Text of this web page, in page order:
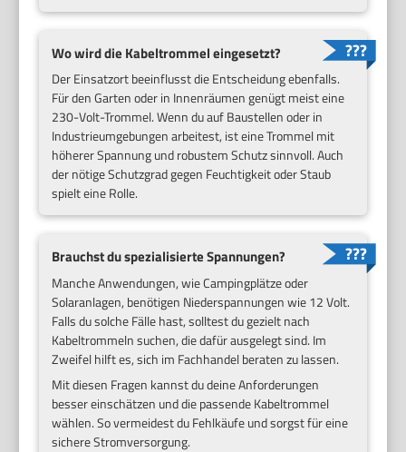
Wo wird die Kabeltrommel eingesetzt?
Der Einsatzort beeinflusst die Entscheidung ebenfalls.
Für den Garten oder in Innenräumen genügt meist eine
230-Volt-Trommel. Wenn du auf Baustellen oder in
Industrieumgebungen arbeitest, ist eine Trommel mit
höherer Spannung und robustem Schutz sinnvoll. Auch
der nötige Schutzgrad gegen Feuchtigkeit oder Staub
spielt eine Rolle.
Brauchst du spezialisierte Spannungen?
Manche Anwendungen, wie Campingplätze oder
Solaranlagen, benötigen Niederspannungen wie 12 Volt.
Falls du solche Fälle hast, solltest du gezielt nach
Kabeltrommeln suchen, die dafür ausgelegt sind. Im
Zweifel hilft es, sich im Fachhandel beraten zu lassen.
Mit diesen Fragen kannst du deine Anforderungen
besser einschätzen und die passende Kabeltrommel
wählen. So vermeidest du Fehlkäufe und sorgst für eine
sichere Stromversorgung.